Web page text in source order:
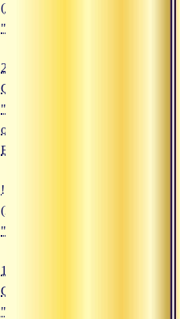
(https://www.advayta.org/upload/
"23.12.2019 Сатсанг "Все
23.12.2019
Сатсанг
"Все
отдавать
Богу"
![16.12.2019 Сатсанг "Силы
(https://www.advayta.org/upload/
"16.12.2019 Сатсанг "Силы
16.12.2019
Сатсанг
"Силы